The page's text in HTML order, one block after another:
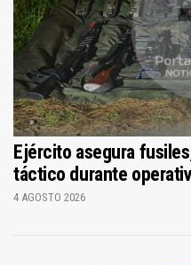
Ejército asegura
táctico durante
4 AGOSTO 2026